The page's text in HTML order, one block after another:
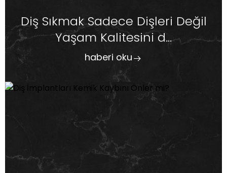
Diş Sıkmak Sadece Dişleri Değil
Yaşam Kalitesini d...
haberi oku